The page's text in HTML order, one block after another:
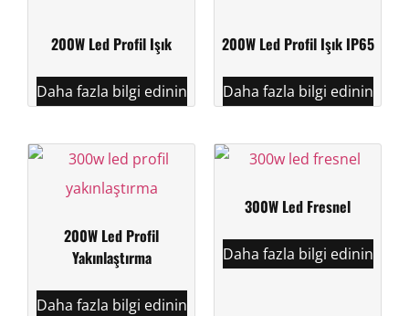
200W Led Profil Işık
Daha fazla bilgi edinin
200W Led Profil Işık IP65
Daha fazla bilgi edinin
200W Led Profil
Yakınlaştırma
Daha fazla bilgi edinin
300W Led Fresnel
Daha fazla bilgi edinin